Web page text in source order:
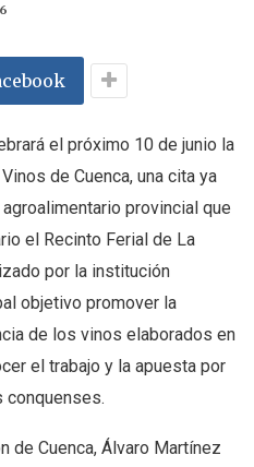
el próximo 10 de junio la
de Cuenca, una cita ya
provincial que
el Recinto Ferial de La
por la institución
objetivo promover la
de los vinos elaborados en
el trabajo y la apuesta por
conquenses.
de Cuenca, Álvaro Martínez